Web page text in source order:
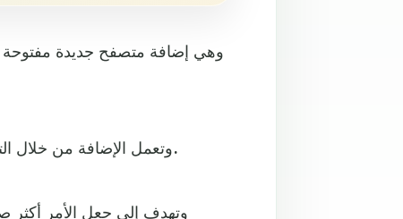
وتعمل الإضافة من خلال التحقق من عدم العبث بمحتويات إصدار الويب لتطبيق واتساب.
وتهدف إلى جعل الأمر أكثر